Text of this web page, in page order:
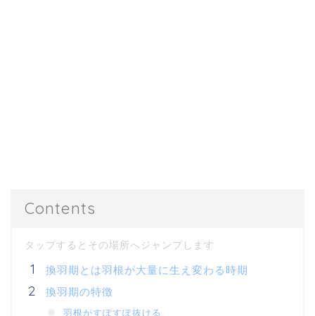
Contents
換羽期とは羽根が大量に生え変わる時期
換羽期の特徴
羽根がすぽすぽ抜ける